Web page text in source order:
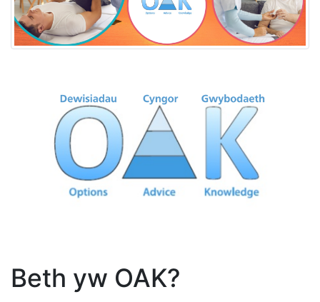
Beth yw OAK?